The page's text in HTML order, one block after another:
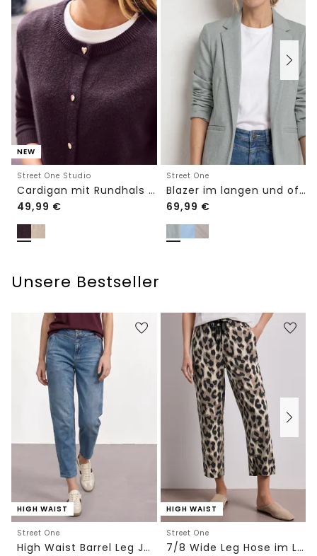
NEW
Street One Studio
Cardigan mit Rundhals und Knöpfen
49,99 €
Street One
Blazer im langen und offenen Schnitt
69,99 €
Unsere Bestseller
HIGH WAIST
Street One
High Waist Barrel Leg Jeans im Loose Fit
HIGH WAIST
Street One
7/8 Wide Leg Hose im Loose Fit mit Print